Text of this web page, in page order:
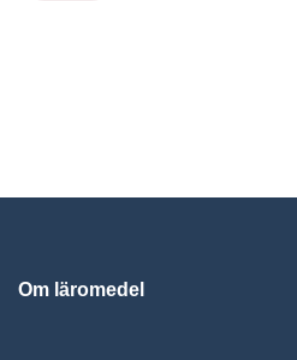
Om läromedel